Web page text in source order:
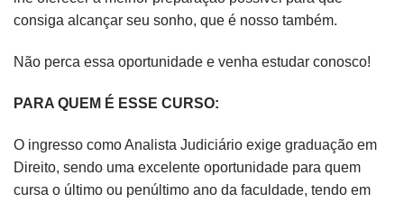
consiga alcançar seu sonho, que é nosso também.
Não perca essa oportunidade e venha estudar conosco!
PARA QUEM É ESSE CURSO:
O ingresso como Analista Judiciário exige graduação em
Direito, sendo uma excelente oportunidade para quem
cursa o último ou penúltimo ano da faculdade, tendo em